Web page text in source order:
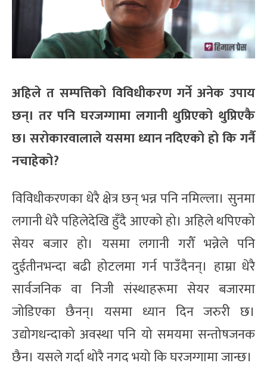
अहिले त सम्पत्तिको विविधीकरण गर्ने अनेक उपाय
छन्। तर पनि घरजग्गामा लगानी थुप्रिएको थुप्रिएकै
छ। सरोकारवालाले यसमा ध्यान नदिएको हो कि गर्नै
नचाहेको?
विविधीकरणका धेरै क्षेत्र छन् भन्न पनि नमिल्ला। सुनमा
लगानी धेरै पहिलेदेखि हुँदै आएको हो। अहिले थपिएको
सेयर बजार हो। यसमा लगानी गरौँ भन्नेले पनि
दुईतीनभन्दा बढी होटलमा गर्न पाउँदैनन्। हाम्रा धेरै
सार्वजनिक वा निजी संस्थाहरूमा सेयर बजारमा
जोडिएका छैनन्। यसमा ध्यान दिन जरुरी छ।
उद्योगधन्दाको अवस्था पनि यो समयमा सन्तोषजनक
छैन। यसले गर्दा थोरै नगद भयो कि घरजग्गामा जान्छ।